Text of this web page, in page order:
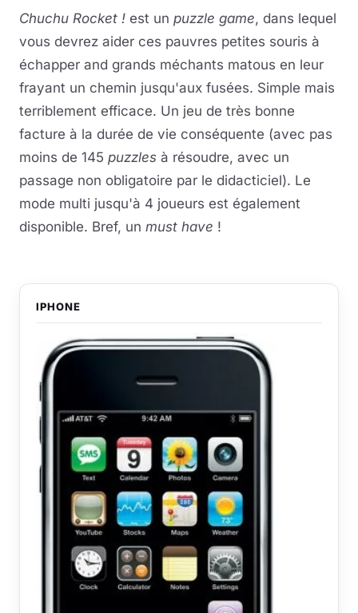
Chuchu Rocket ! est un puzzle game, dans lequel
vous devrez aider ces pauvres petites souris à
échapper and grands méchants matous en leur
frayant un chemin jusqu'aux fusées. Simple mais
terriblement efficace. Un jeu de très bonne
facture à la durée de vie conséquente (avec pas
moins de 145 puzzles à résoudre, avec un
passage non obligatoire par le didacticiel). Le
mode multi jusqu'à 4 joueurs est également
disponible. Bref, un must have !
IPHONE